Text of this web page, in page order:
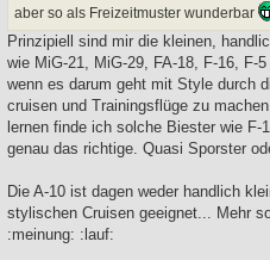
aber so als Freizeitmuster wunderbar
Prinzipiell sind mir die kleinen,
wie MiG-21, MiG-29, FA-18, F-16, F-
wenn es darum geht mit Style durch
cruisen und Trainingsflüge zu
lernen finde ich solche Biester wie F-
genau das richtige. Quasi Sporster
Die A-10 ist dagen weder handlich
stylischen Cruisen geeignet... Mehr
:meinung: :lauf: